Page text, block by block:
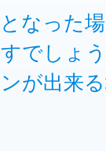
なった
でしょ
が出来